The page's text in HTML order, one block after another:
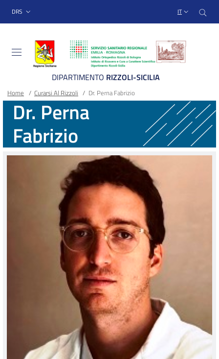
Sito Web Istituto
menu top-bar
DRS IT
DIPARTIMENTO RIZZOLI-SICILIA
Main container
Briciole
di
pane
Home / Curarsi Al Rizzoli / Dr. Perna Fabrizio
Dr. Perna
Fabrizio